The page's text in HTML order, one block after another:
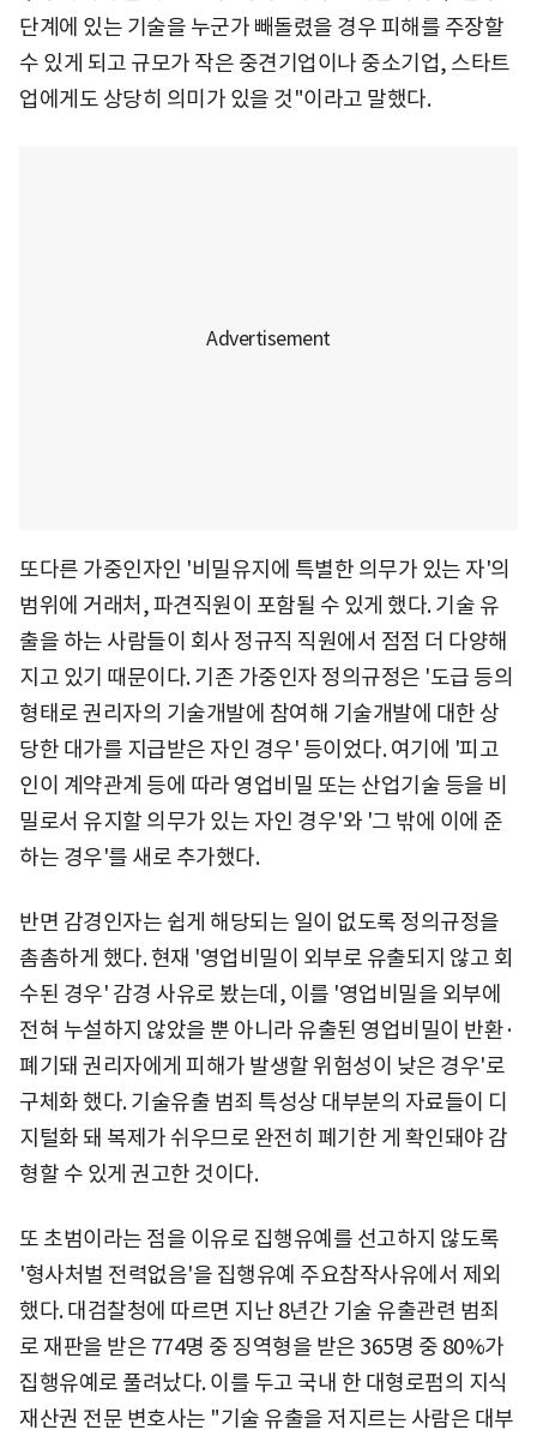
단계에 있는 기술을 누군가 빼돌렸을 경우 피해를 주장할
수 있게 되고 규모가 작은 중견기업이나 중소기업, 스타트
업에게도 상당히 의미가 있을 것"이라고 말했다.
또다른 가중인자인 '비밀유지에 특별한 의무가 있는 자'의
범위에 거래처, 파견직원이 포함될 수 있게 했다. 기술 유
출을 하는 사람들이 회사 정규직 직원에서 점점 더 다양해
지고 있기 때문이다. 기존 가중인자 정의규정은 '도급 등의
형태로 권리자의 기술개발에 참여해 기술개발에 대한 상
당한 대가를 지급받은 자인 경우' 등이었다. 여기에 '피고
인이 계약관계 등에 따라 영업비밀 또는 산업기술 등을 비
밀로서 유지할 의무가 있는 자인 경우'와 '그 밖에 이에 준
하는 경우'를 새로 추가했다.
반면 감경인자는 쉽게 해당되는 일이 없도록 정의규정을
촘촘하게 했다. 현재 '영업비밀이 외부로 유출되지 않고 회
수된 경우' 감경 사유로 봤는데, 이를 '영업비밀을 외부에
전혀 누설하지 않았을 뿐 아니라 유출된 영업비밀이 반환·
폐기돼 권리자에게 피해가 발생할 위험성이 낮은 경우'로
구체화 했다. 기술유출 범죄 특성상 대부분의 자료들이 디
지털화 돼 복제가 쉬우므로 완전히 폐기한 게 확인돼야 감
형할 수 있게 권고한 것이다.
또 초범이라는 점을 이유로 집행유예를 선고하지 않도록
'형사처벌 전력없음'을 집행유예 주요참작사유에서 제외
했다. 대검찰청에 따르면 지난 8년간 기술 유출관련 범죄
로 재판을 받은 774명 중 징역형을 받은 365명 중 80%가
집행유예로 풀려났다. 이를 두고 국내 한 대형로펌의 지식
재산권 전문 변호사는 "기술 유출을 저지르는 사람은 대부